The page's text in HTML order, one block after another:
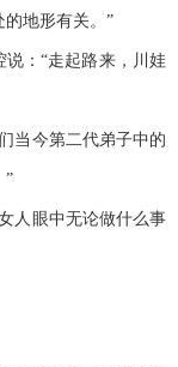
地形有关。”
：“走起路来，川娃
当今第二代弟子中的
”
人眼中无论做什么事